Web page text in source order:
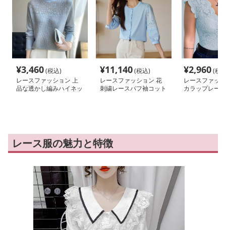
¥3,460(税込)
レースファッション 上
品な透かし編みハイネッ
¥11,140(税込)
レースファッション 花
刺繍レースパフ袖コット
¥2,960(税
レースファッ
カラップレー
レース服の魅力と特徴